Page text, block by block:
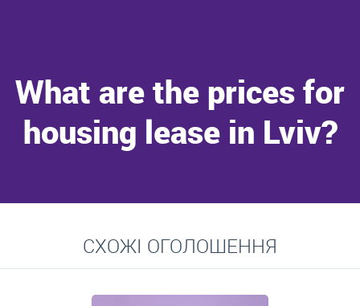
What are the prices for
housing lease in Lviv?
Average prices for long-term lease of apartments, private
residences, rooms
СХОЖІ ОГОЛОШЕННЯ